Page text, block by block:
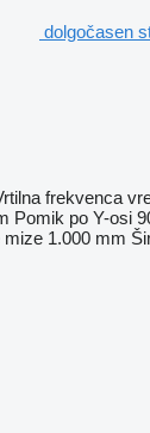
dolgočasen
frekvenca
Pomik po Y-osi
mize 1.000 mm